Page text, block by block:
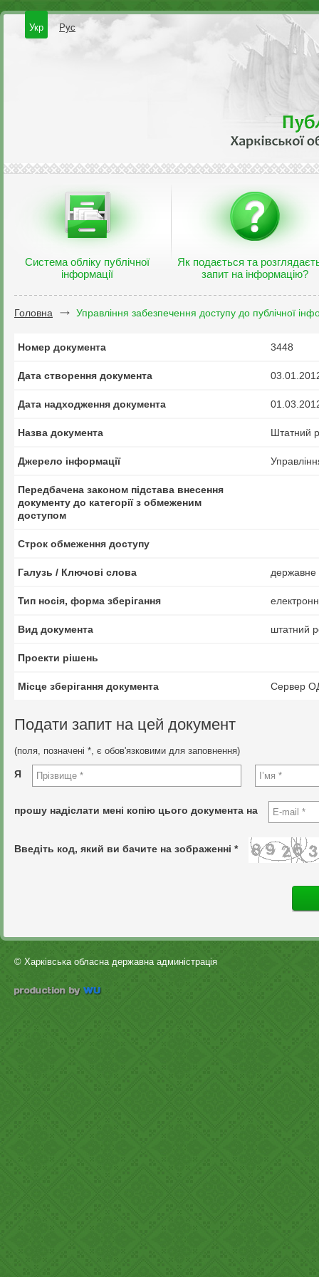
Укр Рус
Система обліку публічної
інформації
Як подається та
запит на інформацію?
Головна Управління забезпечення доступу до публічної
Номер документа 3448
Дата створення документа
Дата надходження документа
Назва документа Штатний
Джерело інформації
Передбачена законом підстава внесення
документу до категорії з обмеженим
доступом
Строк обмеження доступу
Галузь / Ключові слова державне
Тип носія, форма зберігання
Вид документа штатний
Проекти рішень
Місце зберігання документа Сервер
Подати запит на цей документ
(поля, позначені *, є обов'язковими для заповнення)
Я
прошу надіслати мені копію цього документа на
Введіть код, який ви бачите на зображенні *
© Харківська обласна державна админістрація